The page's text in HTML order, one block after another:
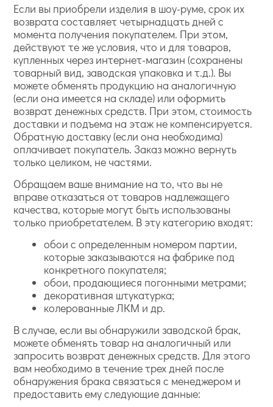
Если вы приобрели изделия в шоу-руме, срок их
возврата составляет четырнадцать дней с
момента получения покупателем. При этом,
действуют те же условия, что и для товаров,
купленных через интернет-магазин (сохранены
товарный вид, заводская упаковка и т.д.). Вы
можете обменять продукцию на аналогичную
(если она имеется на складе) или оформить
возврат денежных средств. При этом, стоимость
доставки и подъема на этаж не компенсируется.
Обратную доставку (если она необходима)
оплачивает покупатель. Заказ можно вернуть
только целиком, не частями.
Обращаем ваше внимание на то, что вы не
вправе отказаться от товаров надлежащего
качества, которые могут быть использованы
только приобретателем. В эту категорию входят:
обои с определенным номером партии,
которые заказываются на фабрике под
конкретного покупателя;
обои, продающиеся погонными метрами;
декоративная штукатурка;
колерованные ЛКМ и др.
В случае, если вы обнаружили заводской брак,
можете обменять товар на аналогичный или
запросить возврат денежных средств. Для этого
вам необходимо в течение трех дней после
обнаружения брака связаться с менеджером и
предоставить ему следующие данные: